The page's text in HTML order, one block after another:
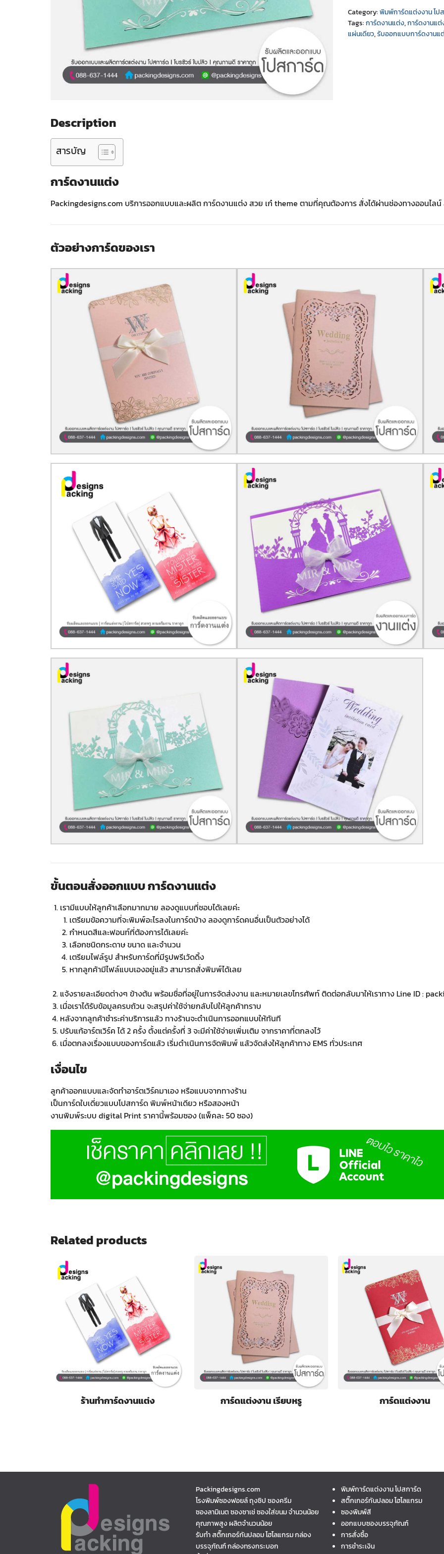
Category:พิมพ์การ์ดแต่งงาน โป
Tags:การ์ดงานแต่ง,การ์ดงานแต่
แผ่นเดียว,รับออกแบบการ์ดงานแ
Description
สารบัญ
การ์ดงานแต่ง
Packingdesigns.com บริการออกแบบและผลิต การ์ดงานแต่ง สวย เก๋ theme ตามที่คุณต้องการ สั่งได้ผ่านช่องทางออนไลน์
ตัวอย่างการ์ดของเรา
ขั้นตอนสั่งออกแบบ การ์ดงานแต่ง
เรามีแบบให้ลูกค้าเลือกมากมาย ลองดูแบบที่ชอบได้เลยค่ะ
เตรียมข้อความที่จะพิมพ์อะไรลงในการ์ดบ้าง ลองดูการ์ดคนอื่นเป็นตัวอย่างได้
กำหนดสีและฟอนท์ที่ต้องการได้เลยค่ะ
เลือกชนิดกระดาษ ขนาด และจำนวน
เตรียมไฟล์รูป สำหรับการ์ดที่มีรูปพรีเว้ดดิ้ง
หากลูกค้ามีไฟล์แบบเองอยู่แล้ว สามารถสั่งพิมพ์ได้เลย
แจ้งรายละเอียดต่างๆ ข้างต้น พร้อมชื่อที่อยู่ในการจัดส่งงาน และหมายเลขโทรศัพท์ ติดต่อกลับมาให้เราทาง Line ID :
เมื่อเราได้รับข้อมูลครบถ้วน จะสรุปค่าใช้จ่ายกลับไปให้ลูกค้าทราบ
หลังจากลูกค้าชำระค่าบริการแล้ว ทางร้านจะดำเนินการออกแบบให้ทันที
ปรับแก้อาร์ตเวิร์ค ได้ 2 ครั้ง ตั้งแต่ครั้งที่ 3 จะมีค่าใช้จ่ายเพิ่มเติม จากราคาที่ตกลงไว้
เมื่อตกลงเรื่องแบบของการ์ดแล้ว เริ่มดำเนินการจัดพิมพ์ แล้วจัดส่งให้ลูกค้าทาง EMS ทั่วประเทศ
เงื่อนไข
ลูกค้าออกแบบและจัดทำอาร์ตเวิร์คมาเอง หรือแบบจากทางร้าน
เป็นการ์ดใบเดี่ยวแบบโปสการ์ด พิมพ์หน้าเดียว หรือสองหน้า
งานพิมพ์ระบบ digital Print ราคานี้พร้อมซอง (แพ็คละ 50 ซอง)
Related products
ร้านทำการ์ดงานแต่ง การ์ดแต่งงาน เรียบหรู การ์ดแต่งงาน
Packingdesigns.com
โรงพิมพ์ซองฟอยล์ ถุงซิป ซองครีม
ซองลามิเนต ซองซาเช่ ซองใส่ขนม จำนวนน้อย
คุณภาพสูง ผลิตจำนวนน้อย
รับทำ สติ๊กเกอร์กันปลอม โฮโลแกรม กล่อง
บรรจุภัณฑ์ กล่องทรงกระบอก
พิมพ์การ์ดแต่งงาน โปสการ์ด
สติ๊กเกอร์กันปลอม โฮโลแกรม
ซองพิมพ์สี
ออกแบบซองบรรจุภัณฑ์
การสั่งซื้อ
การชำระเงิน